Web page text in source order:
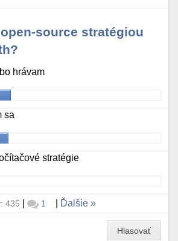
source stratégiou
hrávam
sa
stratégie
435 | 1 Ďalšie
Hlasovať